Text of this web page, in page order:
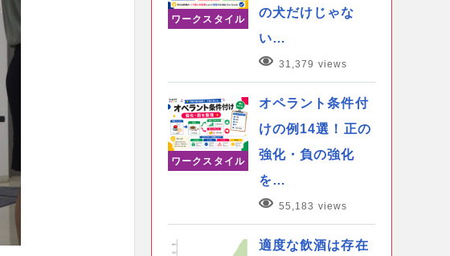
ワークスタイル
の犬だけじゃな
い…
31,379 views
ワークスタイル
オペラント条件付
けの例14選！正の
強化・負の強化
を…
55,183 views
適度な飲酒は存在